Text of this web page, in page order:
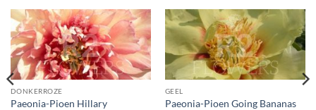
DONKERROZE
Paeonia-Pioen Hillary
GEEL
Paeonia-Pioen Going Bananas